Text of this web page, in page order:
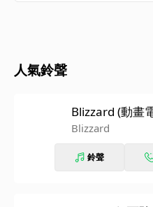
人氣鈴聲
Blizzard (動畫
題曲)
Blizzard
鈴聲